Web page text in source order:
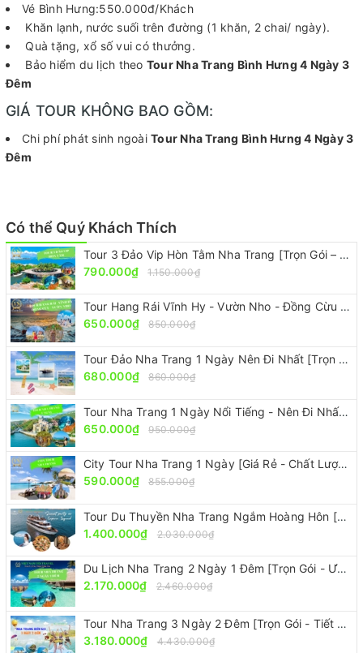
Vé Bình Hưng:550.000đ/Khách
Khăn lạnh, nước suối trên đường (1 khăn, 2 chai/ ngày).
Quà tặng, xổ số vui có thưởng.
Bảo hiểm du lịch theo Tour Nha Trang Bình Hưng 4 Ngày 3
Đêm
GIÁ TOUR KHÔNG BAO GỒM:
Chi phí phát sinh ngoài Tour Nha Trang Bình Hưng 4 Ngày 3
Đêm
Có thể Quý Khách Thích
Tour 3 Đảo Vip Hòn Tằm Nha Trang [Trọn Gói – Ưu Đãi 30%]
790.000₫
1.150.000₫
Tour Hang Rái Vĩnh Hy - Vườn Nho - Đồng Cừu [ ĐẸP-RẺ-CHẤT]
650.000₫
850.000₫
Tour Đảo Nha Trang 1 Ngày Nên Đi Nhất [Trọn Gói – Ưu Đãi 30%]
680.000₫
860.000₫
Tour Nha Trang 1 Ngày Nổi Tiếng - Nên Đi Nhất [Ưu Đãi 30%]
650.000₫
950.000₫
City Tour Nha Trang 1 Ngày [Giá Rẻ - Chất Lượng - Giảm 30%]
590.000₫
855.000₫
Tour Du Thuyền Nha Trang Ngắm Hoàng Hôn [Sang Trọng - Đẳng Cấp Nhưng Giá Rẻ]
1.400.000₫
2.030.000₫
Du Lịch Nha Trang 2 Ngày 1 Đêm [Trọn Gói - Ưu Đãi 30%]
2.170.000₫
2.460.000₫
Tour Nha Trang 3 Ngày 2 Đêm [Trọn Gói - Tiết Kiệm 30%]
3.180.000₫
4.430.000₫